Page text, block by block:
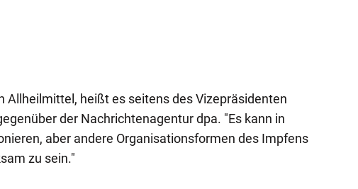
Allheilmittel, heißt es seitens des Vizepräsidenten
der Nachrichtenagentur dpa. "Es kann in
aber andere Organisationsformen des Impfens
zu sein."